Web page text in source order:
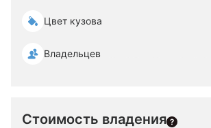
Цвет кузова
Владельцев
Стоимость владения